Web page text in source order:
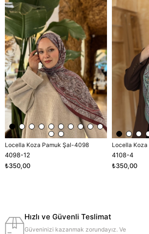
Locella Koza Pamuk Şal-4098
4098-12
₺350,00
Ürün
Locella
4108-4
₺350,00
Hızlı ve Güvenli Teslimat
Güveninizi kazanmak zorundayız. Ve